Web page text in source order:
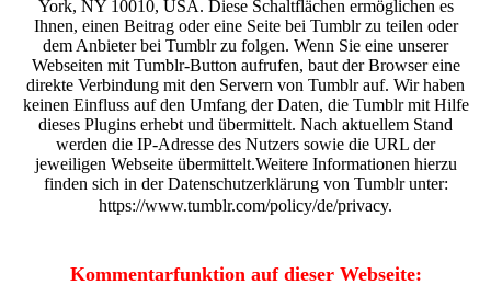
York, NY 10010, USA. Diese Schaltflächen ermöglichen es
Ihnen, einen Beitrag oder eine Seite bei Tumblr zu teilen oder
dem Anbieter bei Tumblr zu folgen. Wenn Sie eine unserer
Webseiten mit Tumblr-Button aufrufen, baut der Browser eine
direkte Verbindung mit den Servern von Tumblr auf. Wir haben
keinen Einfluss auf den Umfang der Daten, die Tumblr mit Hilfe
dieses Plugins erhebt und übermittelt. Nach aktuellem Stand
werden die IP-Adresse des Nutzers sowie die URL der
jeweiligen Webseite übermittelt.Weitere Informationen hierzu
finden sich in der Datenschutzerklärung von Tumblr unter:
https://www.tumblr.com/policy/de/privacy.
Kommentarfunktion auf dieser Webseite: